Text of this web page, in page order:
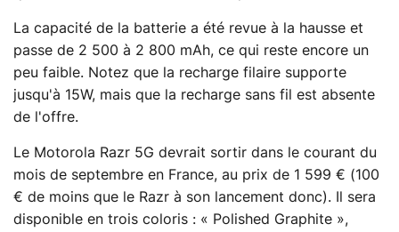
La capacité de la batterie a été revue à la hausse et
passe de 2 500 à 2 800 mAh, ce qui reste encore un
peu faible. Notez que la recharge filaire supporte
jusqu'à 15W, mais que la recharge sans fil est absente
de l'offre.
Le Motorola Razr 5G devrait sortir dans le courant du
mois de septembre en France, au prix de 1 599 € (100
€ de moins que le Razr à son lancement donc). Il sera
disponible en trois coloris : « Polished Graphite »,